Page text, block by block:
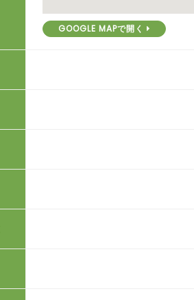
GOOGLE MAPで開く